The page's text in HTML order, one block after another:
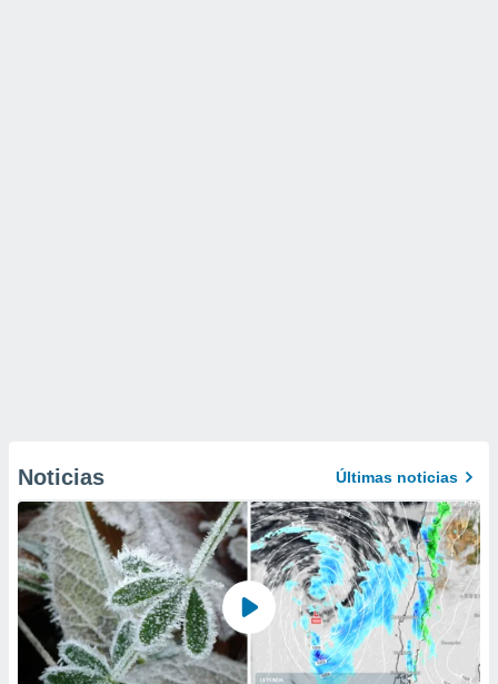
Noticias Últimas noticias